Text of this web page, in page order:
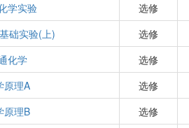
学实验 选修
础实验(上) 选修
化学 选修
原理A 选修
原理B 选修